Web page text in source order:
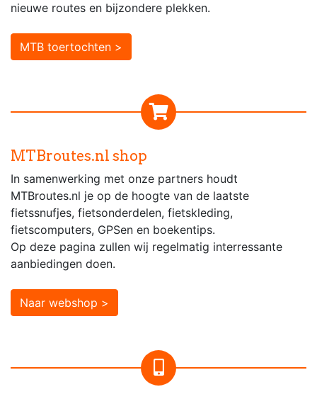
nieuwe routes en bijzondere plekken.
MTB toertochten >
MTBroutes.nl shop
In samenwerking met onze partners houdt
MTBroutes.nl je op de hoogte van de laatste
fietssnufjes, fietsonderdelen, fietskleding,
fietscomputers, GPSen en boekentips.
Op deze pagina zullen wij regelmatig interressante
aanbiedingen doen.
Naar webshop >